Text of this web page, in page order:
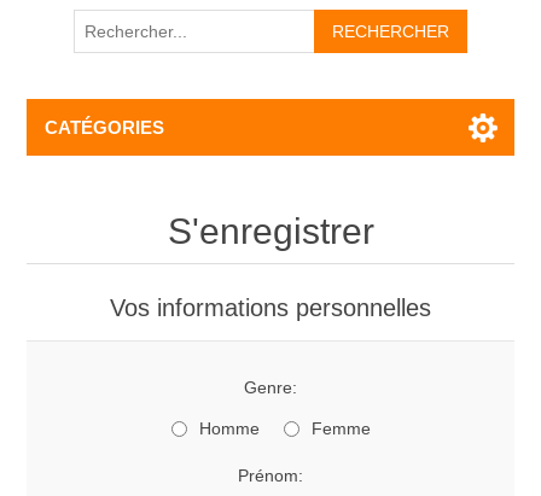
CATÉGORIES
S'enregistrer
Vos informations personnelles
Genre:
Homme Femme
Prénom: